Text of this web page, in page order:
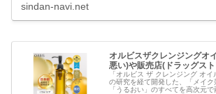
sindan-navi.net
オルビスザクレンジングオ
悪い)や販売店(ドラッグス
「オルビス ザ クレンジング オ
の研究を経て開発した、「メイク
「うるおい」のすべてを高次元